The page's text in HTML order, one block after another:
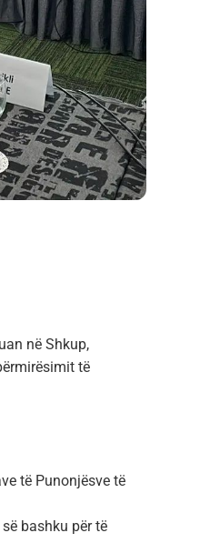
në Shkup,
të
të Punonjësve të
bashku për të